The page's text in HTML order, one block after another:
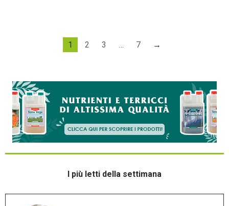
1 2 3 … 7 →
I più letti della settimana